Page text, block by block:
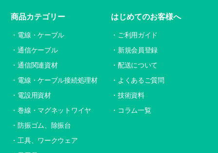
商品カテゴリー
電線・ケーブル
通信ケーブル
通信関連資材
電線・ケーブル接続処理材
電設用資材
巻線・マグネットワイヤ
防振ゴム、除振台
工具、ワークウェア
はじめてのお客様へ
ご利用ガイド
新規会員登録
配送について
よくあるご質問
技術資料
コラム一覧